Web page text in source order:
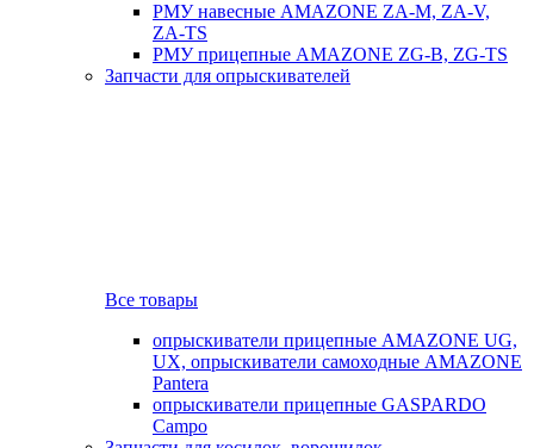
РМУ навесные AMAZONE ZA-M, ZA-V,
ZA-TS
РМУ прицепные AMAZONE ZG-B, ZG-TS
Запчасти для опрыскивателей
Все товары
опрыскиватели прицепные AMAZONE UG,
UX, опрыскиватели самоходные AMAZONE
Pantera
опрыскиватели прицепные GASPARDO
Campo